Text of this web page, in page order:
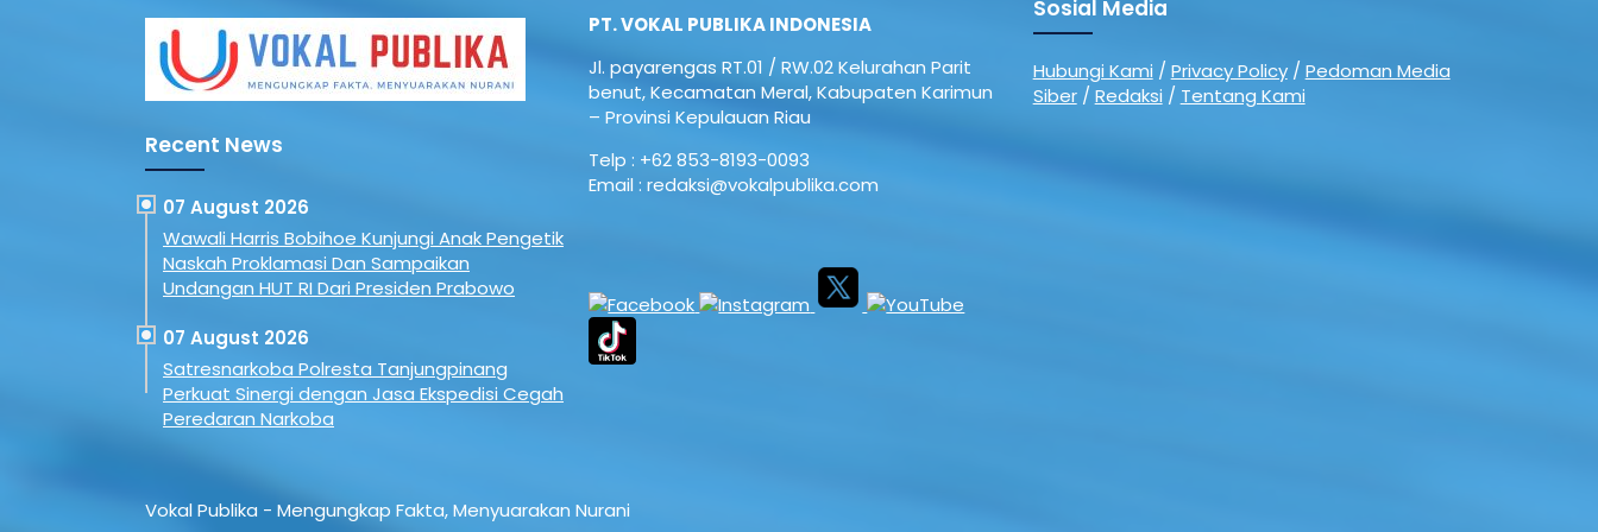
Kepala Desa pada Rabu
(5/8/2026). Pertemuan ini juga
membahas persiapan
pemberian rekomendasi Camat
bagi Kepala Desa yang hendak
ini diselenggarakan sebagai
sarana untuk memastikan
seluruh tahapan administrasi
serta pemenuhan ketentuan …
digelar di Pasar Sidikalang, Kamis
(6 Agustus 2026). Kegiatan
tersebut dilaksanakan dalam
rangka memperingati Hari Ulang
Tahun (HUT) ke-68 Korem
023/Kawal Samudera sekaligus
menyambut Hari Ulang Tahun
(HUT) ke-81 Kemerdekaan
Republik Indonesia. Aksi sosial ini
0206/Dairi …
Ulang Tahun (HUT) ke-81
Kemerdekaan Republik Indonesia.
Langkah ini menjadi wujud
komitmen Pemcam Pulosari
dalam mempererat tali
silaturahmi sekaligus
memfasilitasi ruang
kebersamaan bagi seluruh
elemen masyarakat. ​Camat
semangat …
Recent News
07 August 2026
Wawali Harris Bobihoe Kunjungi Anak Pengetik
Naskah Proklamasi Dan Sampaikan
Undangan HUT RI Dari Presiden Prabowo
07 August 2026
Satresnarkoba Polresta Tanjungpinang
Perkuat Sinergi dengan Jasa Ekspedisi Cegah
Peredaran Narkoba
PT. VOKAL PUBLIKA INDONESIA
Jl. payarengas RT.01 / RW.02Kelurahan Parit
benut, Kecamatan Meral,Kabupaten Karimun
– Provinsi Kepulauan Riau
Telp : +62 853-8193-0093
Email : redaksi@vokalpublika.com
Sosial Media
Hubungi Kami / Privacy Policy/ Pedoman Media
Siber/ Redaksi / Tentang Kami
Vokal Publika - Mengungkap Fakta, Menyuarakan Nurani